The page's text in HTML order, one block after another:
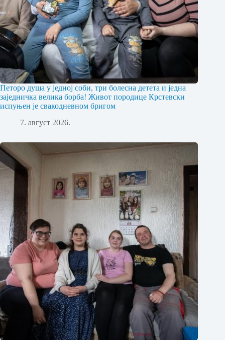
Петоро душа у једној соби, три болесна детета и једна
заједничка велика борба! Живот породице Крстевски
испуњен је свакодневном бригом
7. август 2026.